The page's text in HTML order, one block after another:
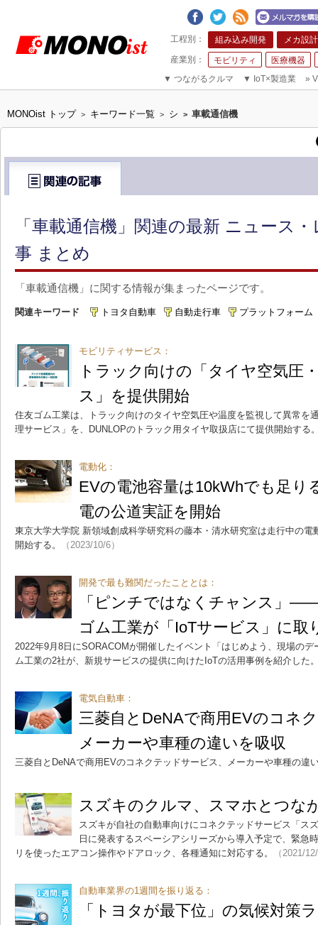
組み込み開発 メカ設計
モビリティ
医療機器
▼ つながるクルマ ▼ IoT×製造業 »
MONOist トップ > キーワード一覧 > シ > 車載通信機
「車載通信機」関連の最新 ニュース
事 まとめ
「車載通信機」に関する情報が集まったページです。
関連キーワード トヨタ自動車 自動走行車 プラットフォーム
モビリティサービス：
トラック向けの「タイヤ空気圧
ス」を提供開始
住友ゴム工業は、トラック向けのタイヤ空気圧や温度を監視して異常を
理サービス」を、DUNLOPのトラック用タイヤ取扱店にて提供開始する
電動化：
EVの電池容量は10kWhでも足
電の公道実証を開始
東京大学大学院 新領域創成科学研究科の藤本・清水研究室は走行中の電
開始する。
（2023/10/6）
開発で最も難関だったこととは：
「ピンチではなくチャンス」
ゴム工業が「IoTサービス」に取
2022年9月8日にSORACOMが開催したイベント「はじめよう、現場の
ム工業の2社が、新規サービスの提供に向けたIoTの活用事例を紹介した
電気自動車：
三菱自とDeNAで商用EVのコネ
メーカーや車種の違いを吸収
三菱自とDeNAで商用EVのコネクテッドサービス、メーカーや車種の違
スズキのクルマ、スマホとつ
スズキが自社の自動車向けにコネクテッドサービス「ス
日に発表するスペーシアシリーズから導入予定で、緊急
リを使ったエアコン操作やドアロック、各種通知に対応する。
（2021/
自動車業界の1週間を振り返る：
「トヨタが最下位」の気候対策